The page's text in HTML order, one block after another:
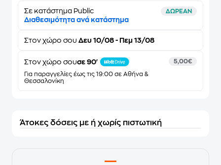
Σε κατάστημα Public ΔΩΡΕΑΝ
Διαθεσιμότητα ανά κατάστημα
Στον χώρο σου Δευ 10/08 - Πεμ 13/08
Στον χώρο σουσε 90'
Για παραγγελίες έως τις 19:00 σε Αθήνα &
Θεσσαλονίκη
5,00€
Άτοκες δόσεις με ή χωρίς πιστωτική